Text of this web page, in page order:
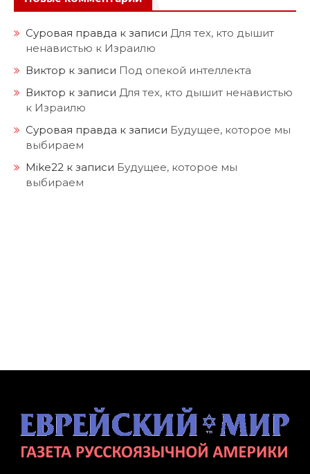
Суровая правда к записи Для тех, кто дышит
ненавистью к Израилю
Виктор к записи Под опекой интеллекта
Виктор к записи Для тех, кто дышит ненавистью
к Израилю
Суровая правда к записи Будущее, которое мы
выбираем
Mike22 к записи Будущее, которое мы
выбираем